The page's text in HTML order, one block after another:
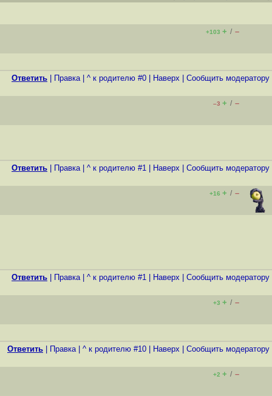
+103 + / –
Ответить Правка| ^ к родителю #0 Наверх Cообщить модератору
–3 + / –
Ответить Правка| ^ к родителю #1 Наверх Cообщить модератору
+16 + / –
Ответить Правка| ^ к родителю #1 Наверх Cообщить модератору
+3 + / –
Ответить Правка| ^ к родителю #10 Наверх Cообщить модератору
+2 + / –